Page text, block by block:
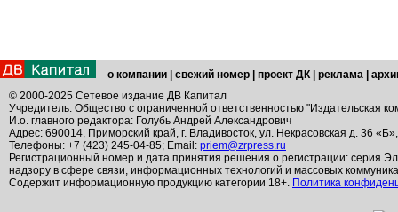
о компании свежий номер проект ДК реклама
© 2000-2025 Сетевое издание ДВ Капитал
Учредитель: Общество с ограниченной ответственностью "Издательская
И.о. главного редактора: Голубь Андрей Александрович
Адрес: 690014, Приморский край, г. Владивосток, ул. Некрасовская д. 36
Телефоны: +7 (423) 245-04-85; Email: priem@zrpress.ru
Регистрационный номер и дата принятия решения о регистрации: серия
надзору в сфере связи, информационных технологий и массовых
Содержит информационную продукцию категории 18+. Политика